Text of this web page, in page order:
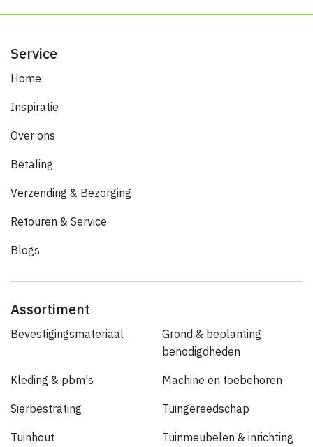
Service
Home
Inspiratie
Over ons
Betaling
Verzending & Bezorging
Retouren & Service
Blogs
Assortiment
Bevestigingsmateriaal
Grond & beplanting
benodigdheden
Kleding & pbm's Machine en toebehoren
Sierbestrating Tuingereedschap
Tuinhout Tuinmeubelen & inrichting